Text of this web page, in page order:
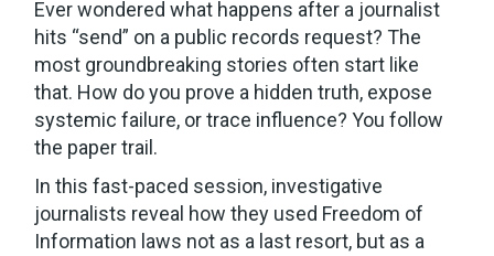
Ever wondered what happens after a journalist
hits “send” on a public records request? The
most groundbreaking stories often start like
that. How do you prove a hidden truth, expose
systemic failure, or trace influence? You follow
the paper trail.
In this fast-paced session, investigative
journalists reveal how they used Freedom of
Information laws not as a last resort, but as a